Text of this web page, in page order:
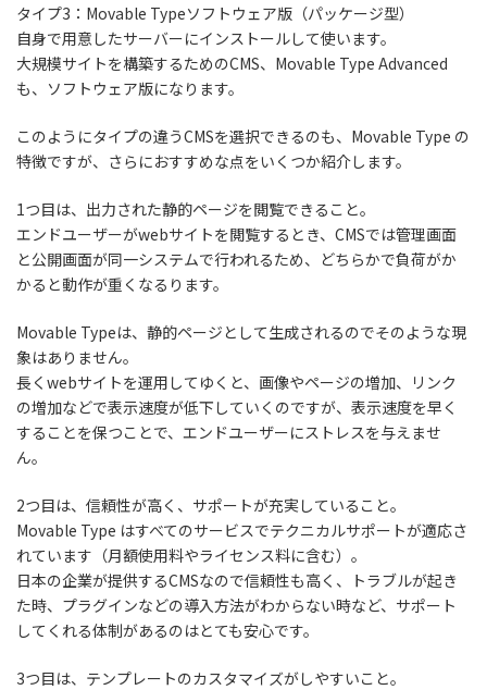
タイプ3：Movable Typeソフトウェア版（パッケージ型）
自身で用意したサーバーにインストールして使います。
大規模サイトを構築するためのCMS、Movable Type Advanced
も、ソフトウェア版になります。
このようにタイプの違うCMSを選択できるのも、Movable Type の
特徴ですが、さらにおすすめな点をいくつか紹介します。
1つ目は、出力された静的ページを閲覧できること。
エンドユーザーがwebサイトを閲覧するとき、CMSでは管理画面
と公開画面が同一システムで行われるため、どちらかで負荷がか
かると動作が重くなるります。
Movable Typeは、静的ページとして生成されるのでそのような現
象はありません。
長くwebサイトを運用してゆくと、画像やページの増加、リンク
の増加などで表示速度が低下していくのですが、表示速度を早く
することを保つことで、エンドユーザーにストレスを与えませ
ん。
2つ目は、信頼性が高く、サポートが充実していること。
Movable Type はすべてのサービスでテクニカルサポートが適応さ
れています（月額使用料やライセンス料に含む）。
日本の企業が提供するCMSなので信頼性も高く、トラブルが起き
た時、プラグインなどの導入方法がわからない時など、サポート
してくれる体制があるのはとても安心です。
3つ目は、テンプレートのカスタマイズがしやすいこと。